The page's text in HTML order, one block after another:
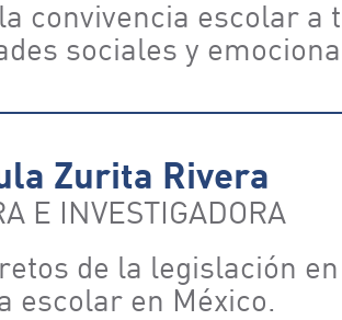
convivencia escolar
sociales y
Zurita Rivera
E INVESTIGADORA
de la legislación
escolar en México.